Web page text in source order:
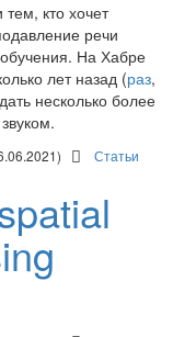
кто хочет
речи
На Хабре
лет назад (раз,
несколько более
Статьи